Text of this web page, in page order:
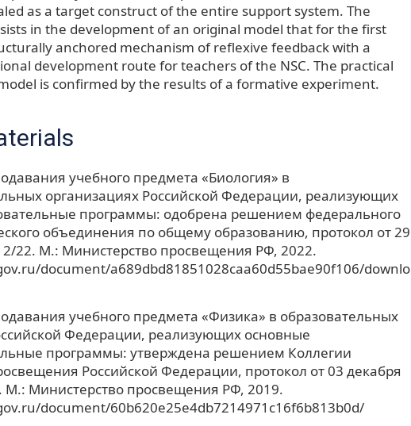
as a target construct of the entire support system. The
in the development of an original model that for the first
anchored mechanism of reflexive feedback with a
development route for teachers of the NSC. The practical
is confirmed by the results of a formative experiment.
учебного предмета «Биология» в
организациях Российской Федерации, реализующих
программы: одобрена решением федерального
объединения по общему образованию, протокол от 29
22. М.: Министерство просвещения РФ, 2022.
document/a689dbd81851028caa60d55bae90f106/downlo
учебного предмета «Физика» в образовательных
Федерации, реализующих основные
программы: утверждена решением Коллегии
Российской Федерации, протокол от 03 декабря
М.: Министерство просвещения РФ, 2019.
document/60b620e25e4db7214971c16f6b813b0d/